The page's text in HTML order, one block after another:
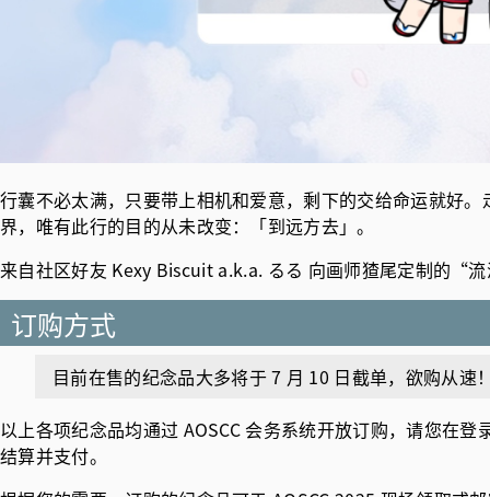
行囊不必太满，只要带上相机和爱意，剩下的交给命运就好
界，唯有此行的目的从未改变：「到远方去」。
来自社区好友 Kexy Biscuit a.k.a. るる 向画师猹尾定制的“
订购方式
目前在售的纪念品大多将于 7 月 10 日截单，欲购从速
以上各项纪念品均通过 AOSCC 会务系统开放订购，请您在
结算并支付。